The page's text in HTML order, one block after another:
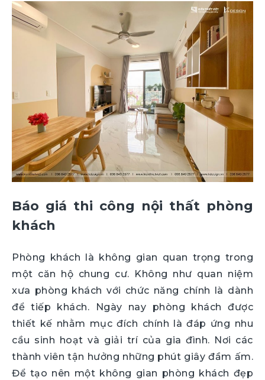
Báo giá thi công nội thất phòng
khách
Phòng khách là không gian quan trọng trong
một căn hộ chung cư. Không như quan niệm
xưa phòng khách với chức năng chính là dành
để tiếp khách. Ngày nay phòng khách được
thiết kế nhằm mục đích chính là đáp ứng nhu
cầu sinh hoạt và giải trí của gia đình. Nơi các
thành viên tận hưởng những phút giây đầm ấm.
Để tạo nên một không gian phòng khách đẹp